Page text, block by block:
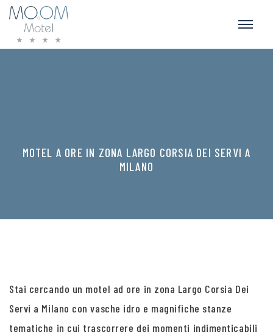
MOTEL A ORE IN ZONA LARGO CORSIA DEI SERVI A
MILANO
Stai cercando un motel ad ore in zona Largo Corsia Dei
Servi a Milano con vasche idro e magnifiche stanze
tematiche in cui trascorrere dei momenti indimenticabili